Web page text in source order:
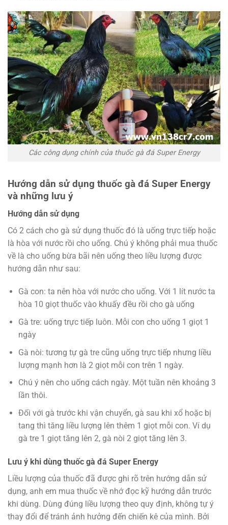
Các công dụng chính của thuốc gà đá Super Energy
Hướng dẫn sử dụng thuốc gà đá Super Energy
và những lưu ý
Hướng dẫn sử dụng
Có 2 cách cho gà sử dụng thuốc đó là uống trực tiếp hoặc
là hòa với nước rồi cho uống. Chú ý không phải mua thuốc
về là cho uống bừa bãi nên uống theo liều lượng được
hướng dẫn như sau:
Gà con: ta nên hòa với nước cho uống. Với 1 lít nước ta
hòa 10 giọt thuốc vào khuấy đều rồi cho gà uống
Gà tre: uống trực tiếp luôn. Mỗi con cho uống 1 giọt 1
ngày
Gà nòi: tương tự gà tre cũng uống trực tiếp nhưng liều
lượng mạnh hơn là 2 giọt mỗi con trên 1 ngày.
Chú ý nên cho uống cách ngày. Một tuần nên khoảng 3
lần thôi.
Đối với gà trước khi vận chuyển, gà sau khi xổ hoặc bị
tang thì tăng liều lượng lên thêm 1 giọt mỗi con. Ví dụ
gà tre 1 giọt tăng lên 2, gà nòi 2 giọt tăng lên 3.
Lưu ý khi dùng thuốc gà đá Super Energy
Liều lượng của thuốc đã được ghi rõ trên hướng dẫn sử
dụng, anh em mua thuốc về nhớ đọc kỹ hướng dẫn trước
khi dùng. Dùng đúng liều lượng theo quy định, không tự ý
thay đổi để tránh ảnh hưởng đến chiến kê của mình. Bởi